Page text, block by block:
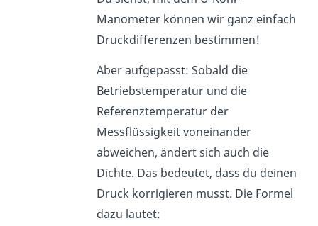
Manometer können wir ganz einfach
Druckdifferenzen bestimmen!
Aber aufgepasst: Sobald die
Betriebstemperatur und die
Referenztemperatur der
Messflüssigkeit voneinander
abweichen, ändert sich auch die
Dichte. Das bedeutet, dass du deinen
Druck korrigieren musst. Die Formel
dazu lautet: